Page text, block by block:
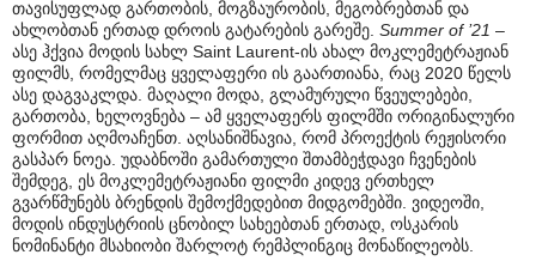
თავისუფლად გართობის, მოგზაურობის, მეგობრებთან და
ახლობთან ერთად დროის გატარების გარეშე. Summer of ’21 –
ასე ჰქვია მოდის სახლ Saint Laurent-ის ახალ მოკლემეტრაჟიან
ფილმს, რომელმაც ყველაფერი ის გაართიანა, რაც 2020 წელს
ასე დაგვაკლდა. მაღალი მოდა, გლამურული წვეულებები,
გართობა, ხელოვნება – ამ ყველაფერს ფილმში ორიგინალური
ფორმით აღმოაჩენთ. აღსანიშნავია, რომ პროექტის რეჟისორი
გასპარ ნოეა. უდაბნოში გამართული შთამბეჭდავი ჩვენების
შემდეგ, ეს მოკლემეტრაჟიანი ფილმი კიდევ ერთხელ
გვარწმუნებს ბრენდის შემოქმედებით მიდგომებში. ვიდეოში,
მოდის ინდუსტრიის ცნობილ სახეებთან ერთად, ოსკარის
ნომინანტი მსახიობი შარლოტ რემპლინგიც მონაწილეობს.